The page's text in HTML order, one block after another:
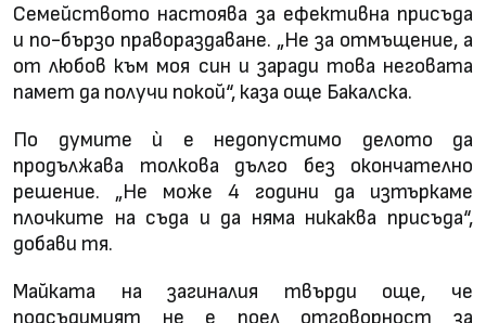
Семейството настоява за ефективна присъда
и по-бързо правораздаване. „Не за отмъщение, а
от любов към моя син и заради това неговата
памет да получи покой“, каза още Бакалска.
По думите ѝ е недопустимо делото да
продължава толкова дълго без окончателно
решение. „Не може 4 години да изтъркаме
плочките на съда и да няма никаква присъда“,
добави тя.
Майката на загиналия твърди още, че
подсъдимият не е поел отговорност за